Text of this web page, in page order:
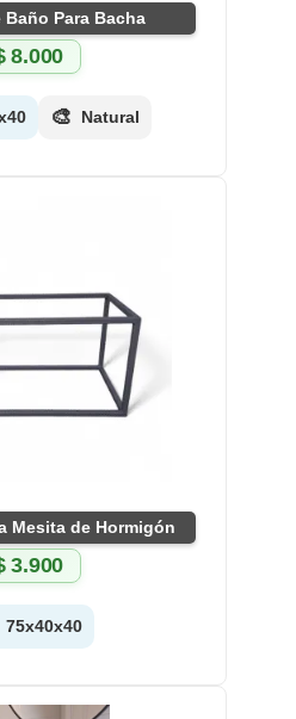
Baño Para Bacha
8.000
🎨 Natural
Mesita de Hormigón
3.900
75x40x40